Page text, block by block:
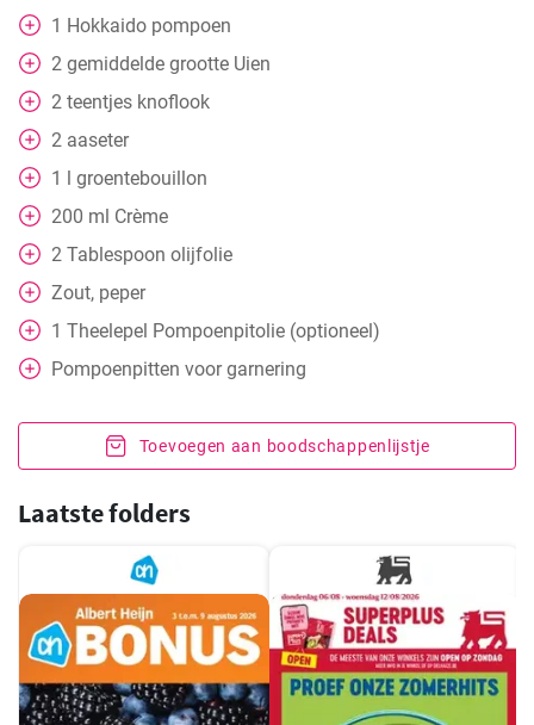
1 Hokkaido pompoen
2 gemiddelde grootte Uien
2 teentjes knoflook
2 aaseter
1 l groentebouillon
200 ml Crème
2 Tablespoon olijfolie
Zout, peper
1 Theelepel Pompoenpitolie (optioneel)
Pompoenpitten voor garnering
Toevoegen aan boodschappenlijstje
Laatste folders